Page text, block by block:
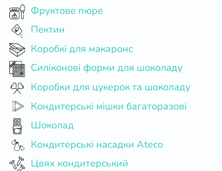
Фруктове пюре
Пектин
Коробкі для макаронс
Силіконові форми для шоколаду
Коробки для цукерок та шоколаду
Кондитерські мішки багаторазові
Шоколад
Кондитерські насадки Ateco
Цвях кондитерський